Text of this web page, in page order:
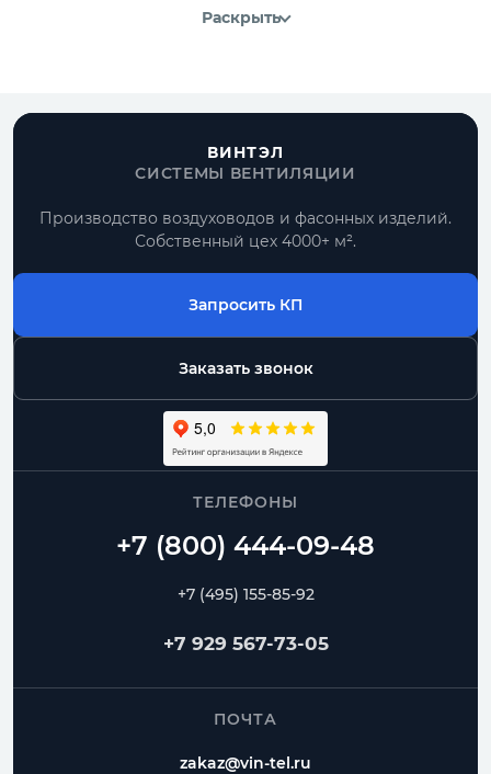
Раскрыть
ВИНТЭЛ
СИСТЕМЫ ВЕНТИЛЯЦИИ
Производство воздуховодов и фасонных изделий.
Собственный цех 4000+ м².
Запросить КП
Заказать звонок
ТЕЛЕФОНЫ
+7 (495) 155-85-92
+7 929 567-73-05
ПОЧТА
zakaz@vin-tel.ru